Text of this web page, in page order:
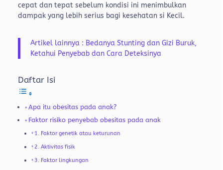
cepat dan tepat sebelum kondisi ini menimbulkan
dampak yang lebih serius bagi kesehatan si Kecil.
Artikel lainnya : Bedanya Stunting dan Gizi Buruk,
Ketahui Penyebab dan Cara Deteksinya
Daftar Isi
Apa itu obesitas pada anak?
Faktor risiko penyebab obesitas pada anak
1. Faktor genetik atau keturunan
2. Aktivitas fisik
3. Faktor lingkungan